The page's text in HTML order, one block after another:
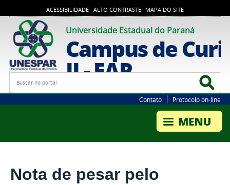
ACESSIBILIDADE ALTO CONTRASTE MAPA DO SITE
Universidade Estadual do Paraná
Campus de
II - FAP
Busca
Contato Protocolo on-line
Nota de pesar pelo